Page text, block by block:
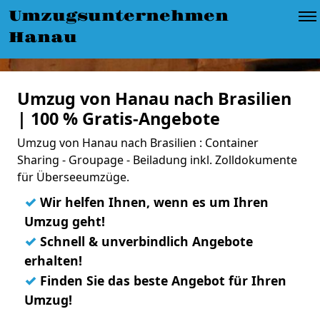
Umzugsunternehmen
Hanau
Umzug von Hanau nach Brasilien
| 100 % Gratis-Angebote
Umzug von Hanau nach Brasilien : Container
Sharing - Groupage - Beiladung inkl. Zolldokumente
für Überseeumzüge.
✓ Wir helfen Ihnen, wenn es um Ihren
Umzug geht!
✓ Schnell & unverbindlich Angebote
erhalten!
✓ Finden Sie das beste Angebot für Ihren
Umzug!